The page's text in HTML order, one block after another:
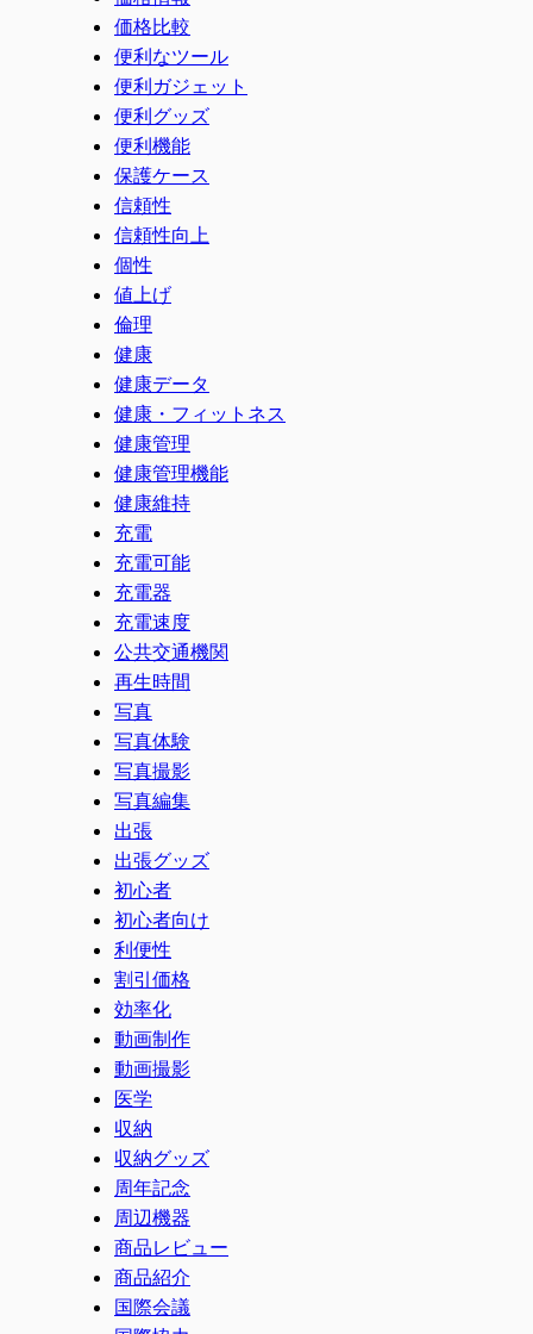
価格比較
便利なツール
便利ガジェット
便利グッズ
便利機能
保護ケース
信頼性
信頼性向上
個性
値上げ
倫理
健康
健康データ
健康・フィットネス
健康管理
健康管理機能
健康維持
充電
充電可能
充電器
充電速度
公共交通機関
再生時間
写真
写真体験
写真撮影
写真編集
出張
出張グッズ
初心者
初心者向け
利便性
割引価格
効率化
動画制作
動画撮影
医学
収納
収納グッズ
周年記念
周辺機器
商品レビュー
商品紹介
国際会議